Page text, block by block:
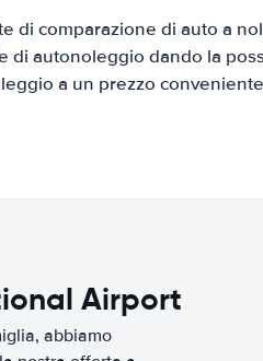
di comparazione di auto a
di autonoleggio dando la
a un prezzo
Airport
abbiamo